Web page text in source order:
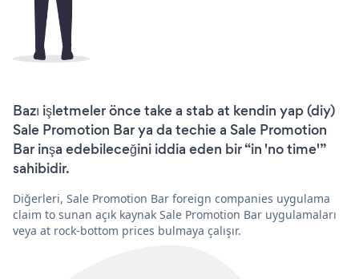
Bazı işletmeler önce take a stab at kendin yap (diy)
Sale Promotion Bar ya da techie a Sale Promotion
Bar inşa edebileceğini iddia eden bir “in 'no time'”
sahibidir.
Diğerleri, Sale Promotion Bar foreign companies uygulama
claim to sunan açık kaynak Sale Promotion Bar uygulamaları
veya at rock-bottom prices bulmaya çalışır.